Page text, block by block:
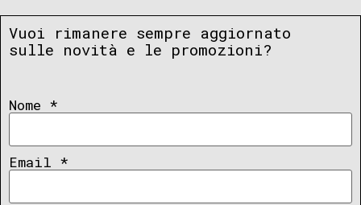
Vuoi rimanere sempre aggiornato
sulle novità e le promozioni?
Nome *
Email *